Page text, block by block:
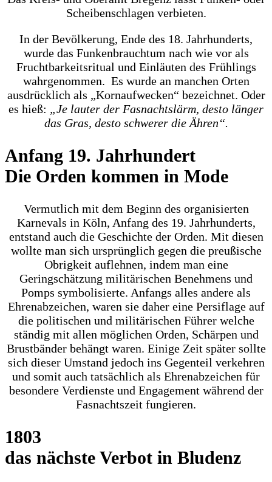
Scheibenschlagen verbieten.
In der Bevölkerung, Ende des 18. Jahrhunderts,
wurde das Funkenbrauchtum nach wie vor als
Fruchtbarkeitsritual und Einläuten des Frühlings
wahrgenommen. Es wurde an manchen Orten
ausdrücklich als „Kornaufwecken“ bezeichnet. Oder
es hieß: „Je lauter der Fasnachtslärm, desto länger
das Gras, desto schwerer die Ähren“.
Anfang 19. Jahrhundert
Die Orden kommen in Mode
Vermutlich mit dem Beginn des organisierten
Karnevals in Köln, Anfang des 19. Jahrhunderts,
entstand auch die Geschichte der Orden. Mit diesen
wollte man sich ursprünglich gegen die preußische
Obrigkeit auflehnen, indem man eine
Geringschätzung militärischen Benehmens und
Pomps symbolisierte. Anfangs alles andere als
Ehrenabzeichen, waren sie daher eine Persiflage auf
die politischen und militärischen Führer welche
ständig mit allen möglichen Orden, Schärpen und
Brustbänder behängt waren. Einige Zeit später sollte
sich dieser Umstand jedoch ins Gegenteil verkehren
und somit auch tatsächlich als Ehrenabzeichen für
besondere Verdienste und Engagement während der
Fasnachtszeit fungieren.
1803
das nächste Verbot in Bludenz